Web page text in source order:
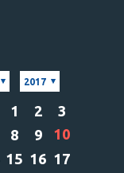
2017
1 2
3
8 9
10
15 16 17